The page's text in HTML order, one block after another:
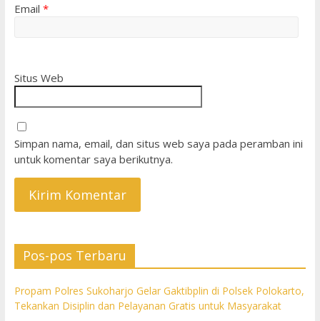
Email *
Situs Web
Simpan nama, email, dan situs web saya pada peramban ini
untuk komentar saya berikutnya.
Pos-pos Terbaru
Propam Polres Sukoharjo Gelar Gaktibplin di Polsek Polokarto,
Tekankan Disiplin dan Pelayanan Gratis untuk Masyarakat